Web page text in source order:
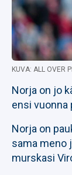
KUVA: ALL OVER
Norja on jo
ensi vuonna
Norja on
sama meno
murskasi